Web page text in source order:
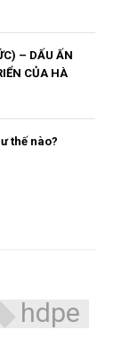
– DẤU ẤN
CỦA HÀ
thế nào?
hdpe